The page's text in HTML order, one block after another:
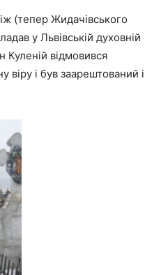
(тепер Жидачівського
у Львівській духовній
Куленій відмовився
віру і був заарештований і